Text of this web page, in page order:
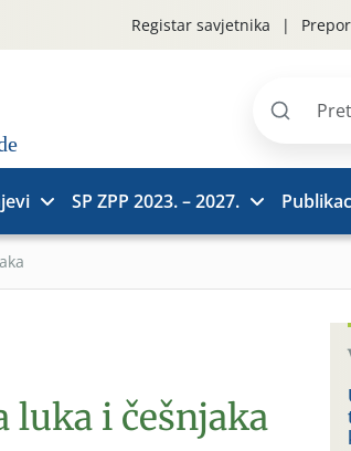
Registar savjetnika
Pretraži
SP ZPP 2023. – 2027.
luka i češnjaka